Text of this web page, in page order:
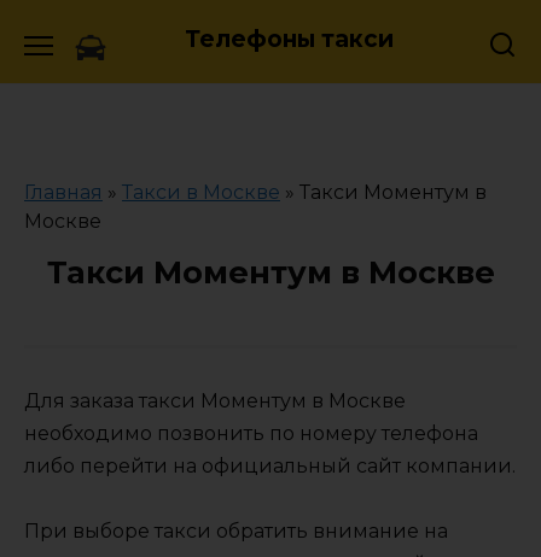
Телефоны такси
Главная » Такси в Москве » Такси Моментум в
Москве
Такси Моментум в Москве
Для заказа такси Моментум в Москве
необходимо позвонить по номеру телефона
либо перейти на официальный сайт компании.
При выборе такси обратить внимание на